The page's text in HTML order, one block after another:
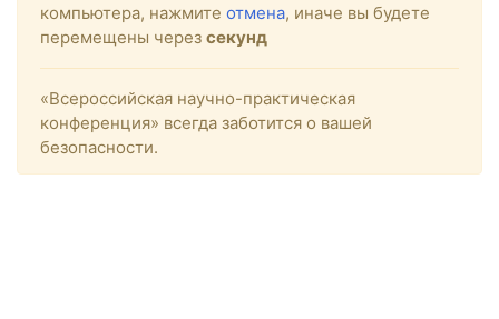
компьютера, нажмите отмена, иначе вы будете
перемещены через секунд
«Всероссийская научно-практическая
конференция» всегда заботится о вашей
безопасности.